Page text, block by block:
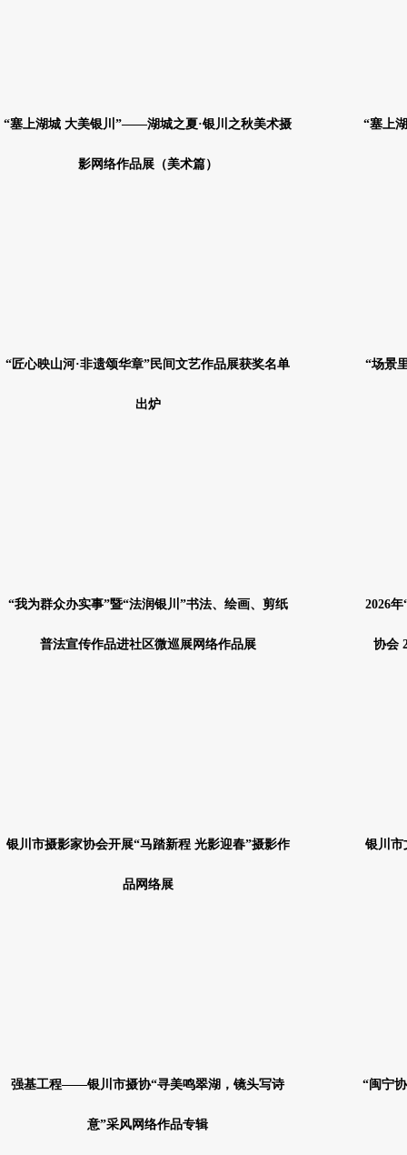
“塞上湖城 大美银川”——湖城之夏·银川之秋美术摄
影网络作品展（美术篇）
“塞上
“匠心映山河·非遗颂华章”民间文艺作品展获奖名单
出炉
“场景
“我为群众办实事”暨“法润银川”书法、绘画、剪纸
普法宣传作品进社区微巡展网络作品展
2026
协会
银川市摄影家协会开展“马踏新程 光影迎春”摄影作
品网络展
银川市
强基工程——银川市摄协“寻美鸣翠湖，镜头写诗
意”采风网络作品专辑
“闽宁